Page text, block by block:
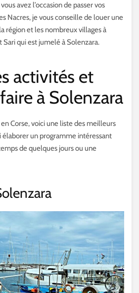
avez l’occasion de passer vos
Nacres, je vous conseille de louer une
région et les nombreux villages à
qui est jumelé à Solenzara.
activités et
à Solenzara
Corse, voici une liste des meilleurs
élaborer un programme intéressant
de quelques jours ou une